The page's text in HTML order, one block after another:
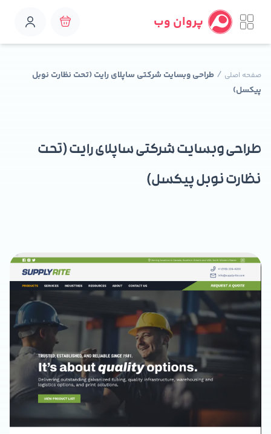
پروان وب
صفحه اصلی / طراحی وبسایت شرکتی ساپلای رایت (تحت نظارت نوبل
پیکسل)
طراحی وبسایت شرکتی ساپلای رایت (تحت
نظارت نوبل پیکسل)